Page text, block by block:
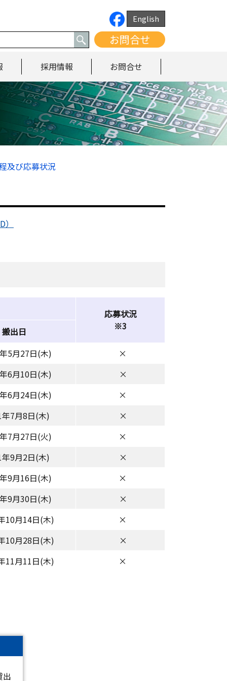
English
お問合せ
採用情報 お問合せ
及び応募状況
応募状況
※3
搬出日
5月27日(木)
×
6月10日(木)
×
6月24日(木)
×
7月8日(木)
×
7月27日(火)
×
9月2日(木)
×
9月16日(木)
×
9月30日(木)
×
10月14日(木)
×
10月28日(木)
×
11月11日(木)
×
出